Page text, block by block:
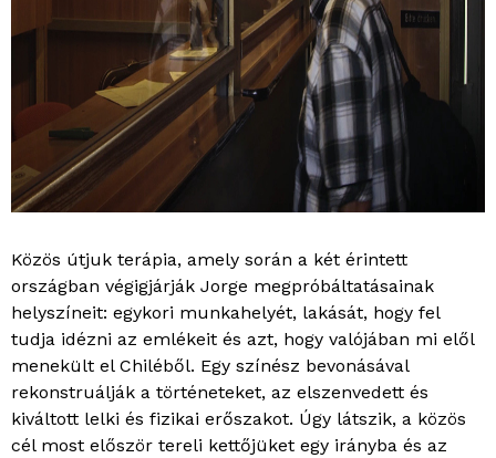
Közös útjuk terápia, amely során a két érintett
országban végigjárják Jorge megpróbáltatásainak
helyszíneit: egykori munkahelyét, lakását, hogy fel
tudja idézni az emlékeit és azt, hogy valójában mi elől
menekült el Chiléből. Egy színész bevonásával
rekonstruálják a történeteket, az elszenvedett és
kiváltott lelki és fizikai erőszakot. Úgy látszik, a közös
cél most először tereli kettőjüket egy irányba és az